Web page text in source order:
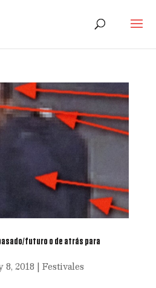
futuro o de atrás para
8, 2018 | Festivales